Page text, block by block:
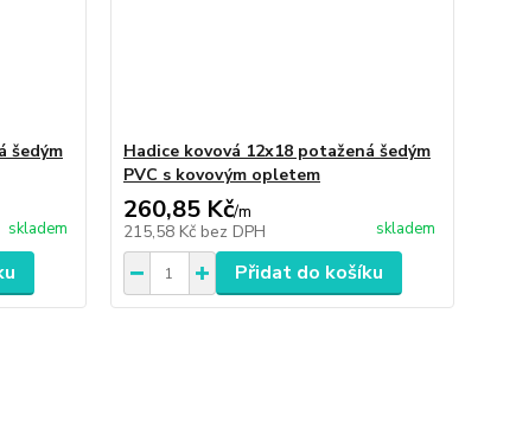
šedým
skladem
Hadice kovová 12x18 potažená šedým
PVC s kovovým opletem
260,85 Kč/m
215,58 Kč bez DPH skladem
Přidat do košíku